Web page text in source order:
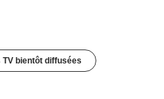
bientôt diffusées